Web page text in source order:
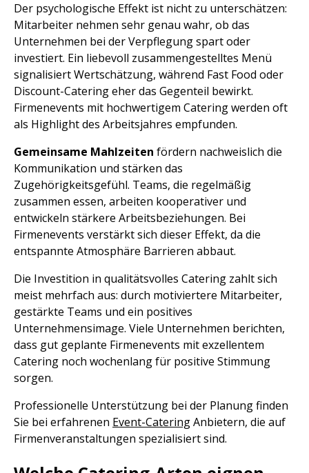
Der psychologische Effekt ist nicht zu unterschätzen:
Mitarbeiter nehmen sehr genau wahr, ob das
Unternehmen bei der Verpflegung spart oder
investiert. Ein liebevoll zusammengestelltes Menü
signalisiert Wertschätzung, während Fast Food oder
Discount-Catering eher das Gegenteil bewirkt.
Firmenevents mit hochwertigem Catering werden oft
als Highlight des Arbeitsjahres empfunden.
Gemeinsame Mahlzeiten fördern nachweislich die
Kommunikation und stärken das
Zugehörigkeitsgefühl. Teams, die regelmäßig
zusammen essen, arbeiten kooperativer und
entwickeln stärkere Arbeitsbeziehungen. Bei
Firmenevents verstärkt sich dieser Effekt, da die
entspannte Atmosphäre Barrieren abbaut.
Die Investition in qualitätsvolles Catering zahlt sich
meist mehrfach aus: durch motiviertere Mitarbeiter,
gestärkte Teams und ein positives
Unternehmensimage. Viele Unternehmen berichten,
dass gut geplante Firmenevents mit exzellentem
Catering noch wochenlang für positive Stimmung
sorgen.
Professionelle Unterstützung bei der Planung finden
Sie bei erfahrenen Event-CateringAnbietern, die auf
Firmenveranstaltungen spezialisiert sind.